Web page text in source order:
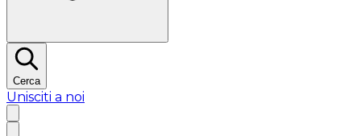
Cerca
Unisciti a noi